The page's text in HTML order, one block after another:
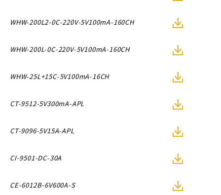
WHW-200L2-0C-220V-5V100mA-160CH
WHW-200L-0C-220V-5V100mA-160CH
WHW-25L+15C-5V100mA-16CH
CT-9512-5V300mA-APL
CT-9096-5V15A-APL
CI-9501-DC-30A
CE-6012B-6V600A-S